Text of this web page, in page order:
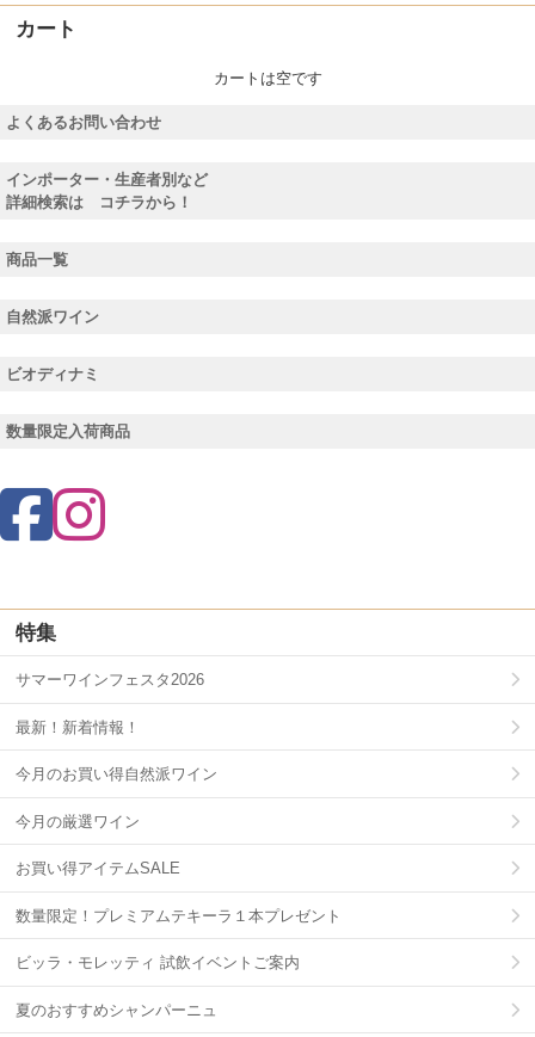
カート
カートは空です
よくあるお問い合わせ
インポーター・生産者別など
詳細検索は コチラから！
商品一覧
自然派ワイン
ビオディナミ
数量限定入荷商品
特集
サマーワインフェスタ2026
最新！新着情報！
今月のお買い得自然派ワイン
今月の厳選ワイン
お買い得アイテムSALE
数量限定！プレミアムテキーラ１本プレゼント
ビッラ・モレッティ 試飲イベントご案内
夏のおすすめシャンパーニュ